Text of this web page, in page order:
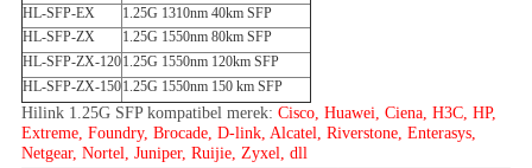
HL-SFP-EX
1.25G 1310nm 40km SFP
HL-SFP-ZX
1.25G 1550nm 80km SFP
HL-SFP-ZX-1201.25G 1550nm 120km SFP
HL-SFP-ZX-1501.25G 1550nm 150 km SFP
Hilink 1.25G SFP kompatibel merek: Cisco, Huawei, Ciena, H3C, HP,
Extreme, Foundry, Brocade, D-link, Alcatel, Riverstone, Enterasys,
Netgear, Nortel, Juniper, Ruijie, Zyxel, dll